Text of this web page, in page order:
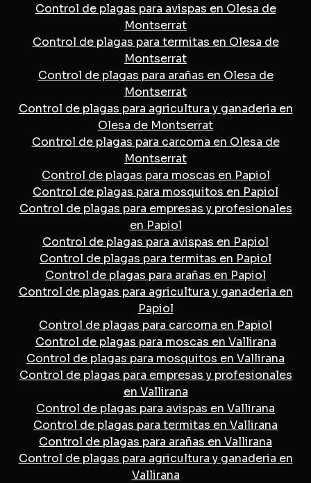
Control de plagas para avispas en Olesa de
Montserrat
Control de plagas para termitas en Olesa de
Montserrat
Control de plagas para arañas en Olesa de
Montserrat
Control de plagas para agricultura y ganaderia en
Olesa de Montserrat
Control de plagas para carcoma en Olesa de
Montserrat
Control de plagas para moscas en Papiol
Control de plagas para mosquitos en Papiol
Control de plagas para empresas y profesionales
en Papiol
Control de plagas para avispas en Papiol
Control de plagas para termitas en Papiol
Control de plagas para arañas en Papiol
Control de plagas para agricultura y ganaderia en
Papiol
Control de plagas para carcoma en Papiol
Control de plagas para moscas en Vallirana
Control de plagas para mosquitos en Vallirana
Control de plagas para empresas y profesionales
en Vallirana
Control de plagas para avispas en Vallirana
Control de plagas para termitas en Vallirana
Control de plagas para arañas en Vallirana
Control de plagas para agricultura y ganaderia en
Vallirana